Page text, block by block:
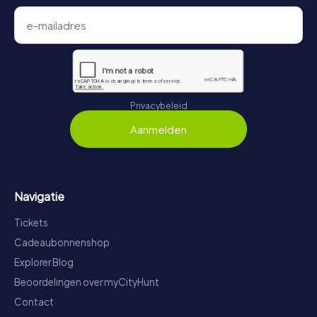
Privacybeleid
Aanmelden
Navigatie
Tickets
Cadeaubonnenshop
Explorer Blog
Beoordelingen over myCityHunt
Contact